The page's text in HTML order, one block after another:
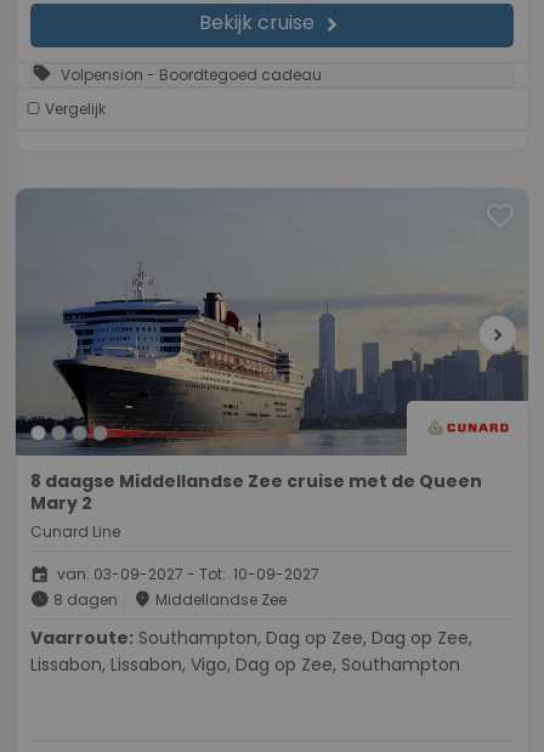
Bekijk cruise chevron_right
sell Volpension - Boordtegoed cadeau
Vergelijk
favorite
chevron_right
8 daagse Middellandse Zee cruise met de Queen
Mary 2
Cunard Line
event van: 03-09-2027 - Tot: 10-09-2027
schedule 8 dagen place Middellandse Zee
Vaarroute:
Lissabon, Lissabon, Vigo, Dag op Zee, Southampton